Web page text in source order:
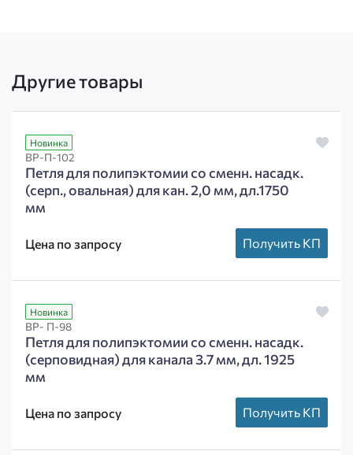
Другие товары
Новинка
ВР-П-102
Петля для полипэктомии со сменн. насадк.
(серп., овальная) для кан. 2,0 мм, дл.1750
мм
Цена по запросу Получить КП
Новинка
ВР- П-98
Петля для полипэктомии со сменн. насадк.
(серповидная) для канала 3.7 мм, дл. 1925
мм
Цена по запросу Получить КП